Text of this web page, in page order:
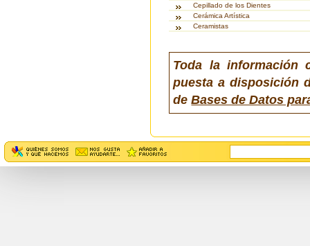
Cepillado de los Dientes
Cerámica Artística
Ceramistas
Toda la información
puesta a disposición
deBases de Datos